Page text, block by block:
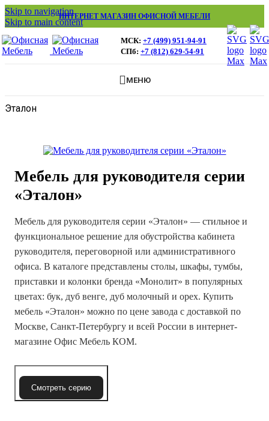
Skip to navigation
Skip to main content
ИНТЕРНЕТ МАГАЗИН ОФИСНОЙ МЕБЕЛИ
МСК: +7 (499) 951-94-91
СПб: +7 (812) 629-54-91
МЕНЮ
Эталон
Мебель для руководителя серии
«Эталон»
Мебель для руководителя серии «Эталон» — стильное и
функциональное решение для обустройства кабинета
руководителя, переговорной или административного
офиса. В каталоге представлены столы, шкафы, тумбы,
приставки и колонки бренда «Монолит» в популярных
цветах: бук, дуб венге, дуб молочный и орех. Купить
мебель «Эталон» можно по цене завода с доставкой по
Москве, Санкт-Петербургу и всей России в интернет-
магазине Офис Мебель КОМ.
Смотреть серию